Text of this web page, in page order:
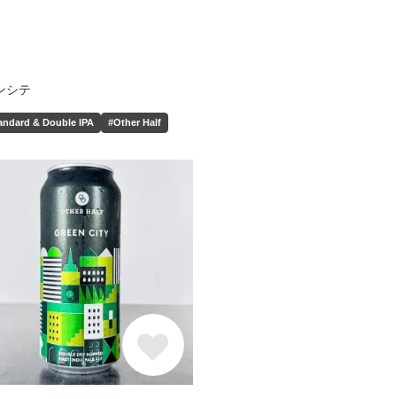
シテ
& Double IPA #Other Half